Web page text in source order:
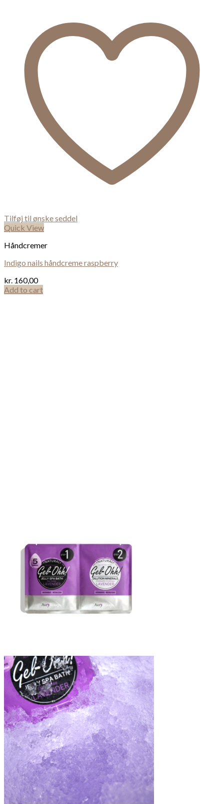
Tilføj til ønske seddel
Quick View
Håndcremer
Indigo nails håndcreme raspberry
kr. 160,00
Add to cart